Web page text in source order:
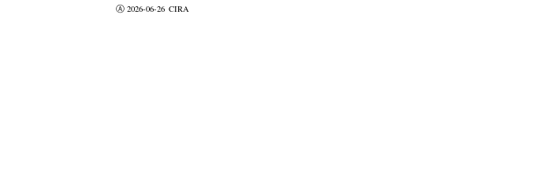
Ⓐ 2026-06-26 CIRA